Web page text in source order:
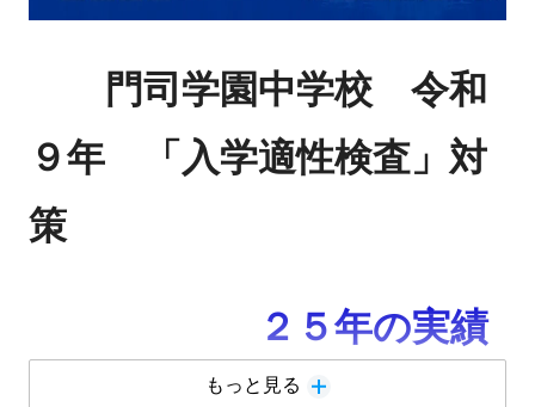
門司学園中学校 令和
９年 「入学適性検査」対
策
２５年の実績
８月 スタ－ト ゆっくり確
もっと見る